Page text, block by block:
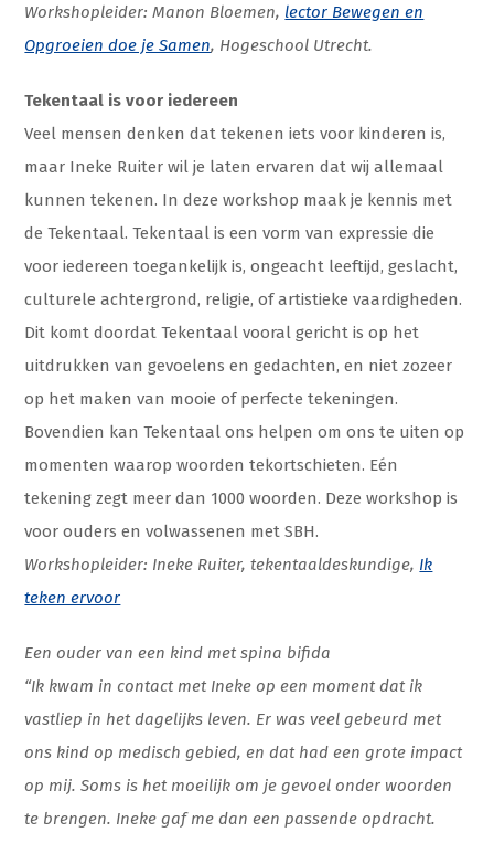
Workshopleider: Manon Bloemen, lector Bewegen en
Opgroeien doe je Samen, Hogeschool Utrecht.
Tekentaal is voor iedereen
Veel mensen denken dat tekenen iets voor kinderen is,
maar Ineke Ruiter wil je laten ervaren dat wij allemaal
kunnen tekenen. In deze workshop maak je kennis met
de Tekentaal. Tekentaal is een vorm van expressie die
voor iedereen toegankelijk is, ongeacht leeftijd, geslacht,
culturele achtergrond, religie, of artistieke vaardigheden.
Dit komt doordat Tekentaal vooral gericht is op het
uitdrukken van gevoelens en gedachten, en niet zozeer
op het maken van mooie of perfecte tekeningen.
Bovendien kan Tekentaal ons helpen om ons te uiten op
momenten waarop woorden tekortschieten. Eén
tekening zegt meer dan 1000 woorden. Deze workshop is
voor ouders en volwassenen met SBH.
Workshopleider: Ineke Ruiter, tekentaaldeskundige, Ik
teken ervoor
Een ouder van een kind met spina bifida
“Ik kwam in contact met Ineke op een moment dat ik
vastliep in het dagelijks leven. Er was veel gebeurd met
ons kind op medisch gebied, en dat had een grote impact
op mij. Soms is het moeilijk om je gevoel onder woorden
te brengen. Ineke gaf me dan een passende opdracht.